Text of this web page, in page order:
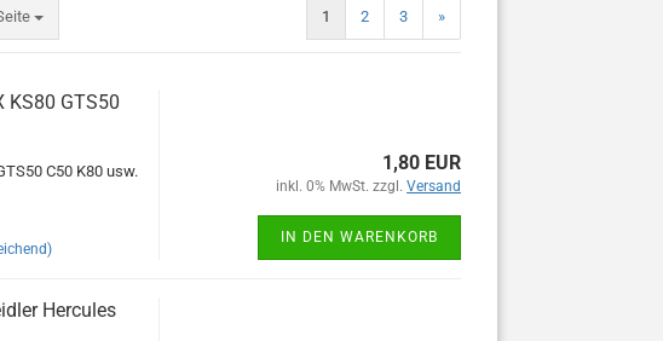
1 2 3 »
KS80 GTS50
C50 K80 usw. 1,80 EUR
inkl. 0% MwSt. zzgl. Versand
IN DEN WARENKORB
Hercules